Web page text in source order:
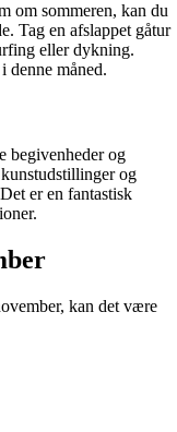
om sommeren, kan du
Tag en afslappet gåtur
eller dykning.
denne måned.
begivenheder og
og
er en fantastisk
kan det være